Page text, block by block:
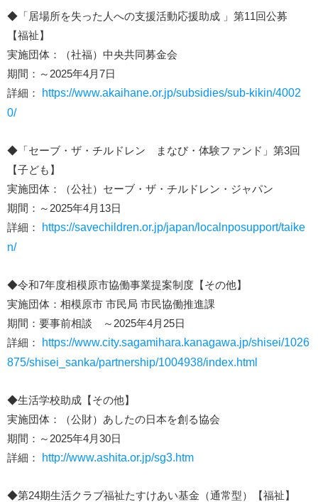
◆「居場所を失った人への支援活動応援助成 」第11回公募
【福祉】
実施団体：（社福）中央共同募金会
期間：～2025年4月7日
詳細：
https://www.akaihane.or.jp/subsidies/sub-kikin/4002
0/
◆「セーブ・ザ・チルドレン まなび・体験ファンド」第3回
【子ども】
実施団体：（公社）セーブ・ザ・チルドレン・ジャパン
期間：～2025年4月13日
詳細：
https://savechildren.or.jp/japan/localnposupport/taike
n/
◆令和7年度相模原市協働事業提案制度【その他】
実施団体：相模原市 市民局 市民協働推進課
期間：要事前相談 ～2025年4月25日
詳細：
https://www.city.sagamihara.kanagawa.jp/shisei/1026
875/shisei_sanka/partnership/1004938/index.html
◆生活学校助成【その他】
実施団体：（公財）あしたの日本を創る協会
期間：～2025年4月30日
詳細：
http://www.ashita.or.jp/sg3.htm
◆第24期生活クラブ福祉たすけあい基金（通常型）【福祉】